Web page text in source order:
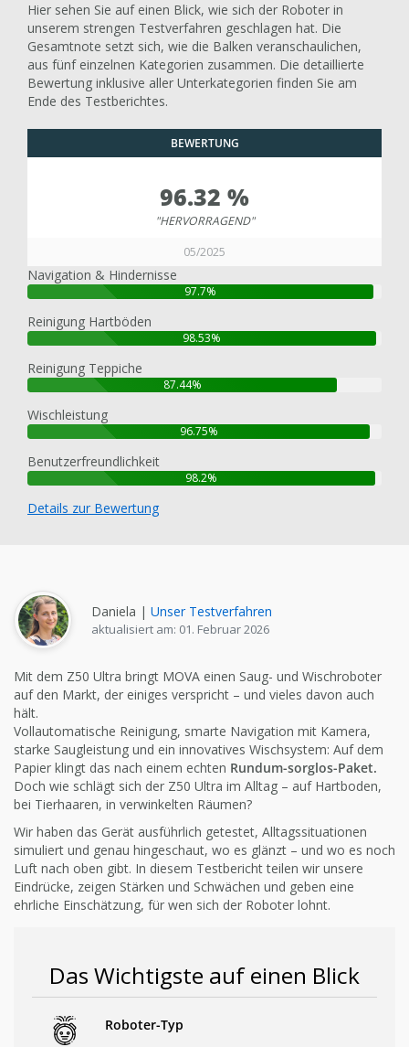
Hier sehen Sie auf einen Blick, wie sich der Roboter in
unserem strengen Testverfahren geschlagen hat. Die
Gesamtnote setzt sich, wie die Balken veranschaulichen,
aus fünf einzelnen Kategorien zusammen. Die detaillierte
Bewertung inklusive aller Unterkategorien finden Sie am
Ende des Testberichtes.
BEWERTUNG
96.32 %
"HERVORRAGEND"
05/2025
Navigation & Hindernisse
97.7%
Reinigung Hartböden
98.53%
Reinigung Teppiche
87.44%
Wischleistung
96.75%
Benutzerfreundlichkeit
98.2%
Details zur Bewertung
Daniela | Unser Testverfahren
aktualisiert am: 01. Februar 2026
Mit dem Z50 Ultra bringt MOVA einen Saug- und Wischroboter
auf den Markt, der einiges verspricht – und vieles davon auch
hält.
Vollautomatische Reinigung, smarte Navigation mit Kamera,
starke Saugleistung und ein innovatives Wischsystem: Auf dem
Papier klingt das nach einem echten Rundum-sorglos-Paket.
Doch wie schlägt sich der Z50 Ultra im Alltag – auf Hartboden,
bei Tierhaaren, in verwinkelten Räumen?
Wir haben das Gerät ausführlich getestet, Alltagssituationen
simuliert und genau hingeschaut, wo es glänzt – und wo es noch
Luft nach oben gibt. In diesem Testbericht teilen wir unsere
Eindrücke, zeigen Stärken und Schwächen und geben eine
ehrliche Einschätzung, für wen sich der Roboter lohnt.
Das Wichtigste auf einen Blick
Roboter-Typ